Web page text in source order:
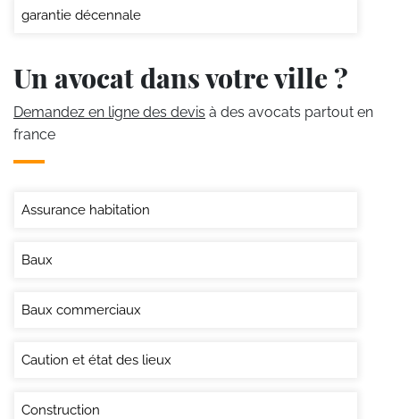
garantie décennale
Un avocat dans votre ville ?
Demandez en ligne des devis à des avocats partout en
france
Assurance habitation
Baux
Baux commerciaux
Caution et état des lieux
Construction